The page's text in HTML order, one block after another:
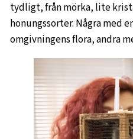
tydligt, från mörka, lite
honungssorter. Några med
omgivningens flora, andra